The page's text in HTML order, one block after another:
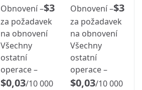
Obnovení –$3
za požadavek
na obnovení
Všechny
ostatní
operace –
$0,03/10 000
Obnovení –$3
za požadavek
na obnovení
Všechny
ostatní
operace –
$0,03/10 000